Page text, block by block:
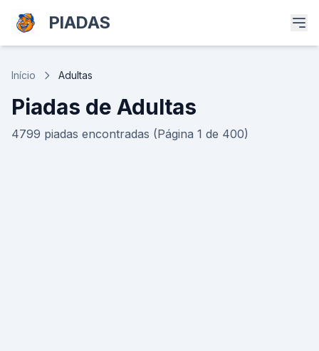
PIADAS
Início Adultas
Piadas de Adultas
4799 piadas encontradas (Página 1 de 400)